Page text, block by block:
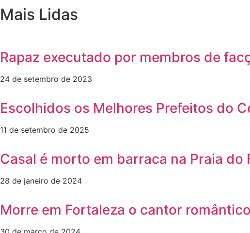
Mais Lidas
Rapaz executado por membros de
24 de setembro de 2023
Escolhidos os Melhores Prefeitos do
11 de setembro de 2025
Casal é morto em barraca na Praia
28 de janeiro de 2024
Morre em Fortaleza o cantor